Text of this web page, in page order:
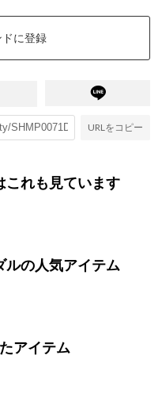
に登録
URLをコピー
これも見ています
ルの人気アイテム
アイテム